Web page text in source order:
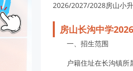
2026/2027/2028房山小
房山长沟中学
一、招生范围
户籍住址在长沟镇所